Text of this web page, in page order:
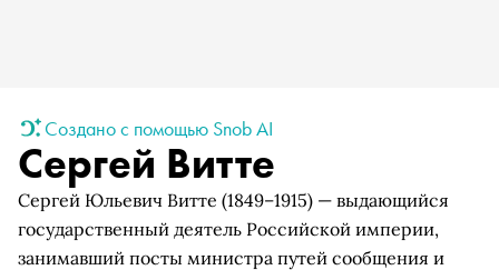
Создано с помощью Snob AI
Сергей Витте
Сергей Юльевич Витте (1849–1915) — выдающийся
государственный деятель Российской империи,
занимавший посты министра путей сообщения и